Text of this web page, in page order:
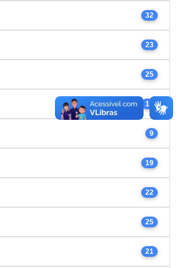
32
23
25
17
9
19
22
25
21